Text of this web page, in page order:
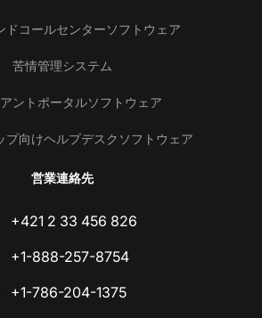
ドコールセンターソフトウェア
苦情管理システム
ントポータルソフトウェア
プ向けヘルプデスクソフトウェア
営業連絡先
+421 2 33 456 826
+1-888-257-8754
+1-786-204-1375